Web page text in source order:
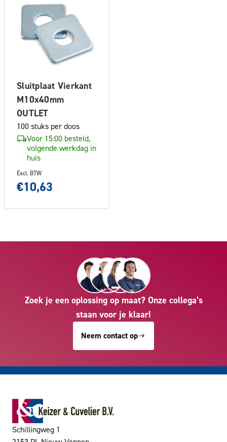
Sluitplaat Vierkant
M10x40mm
OUTLET
100 stuks per doos
Voor 15:00 besteld,
volgende werkdag in
huis
Excl. BTW
€10,63
Zoek je een oplossing op maat? Onze collega’s
staan voor je klaar!
Neem contact op
Schillingweg 1